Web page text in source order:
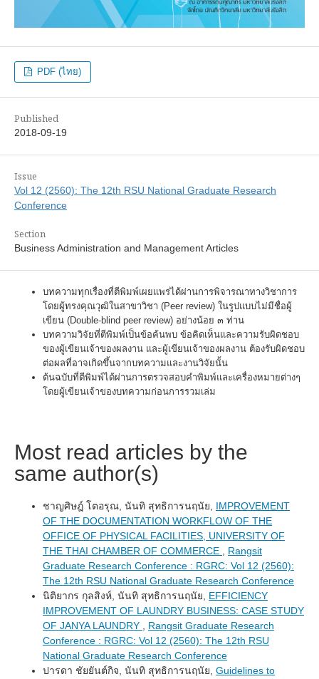
PDF (ไทย)
Published
2018-09-19
Issue
Vol 12 (2560): The 12th RSU National Graduate Research
Conference
Section
Business Administration and Management Articles
บทความทุกเรื่องที่ตีพิมพ์เผยแพร่ได้ผ่านการพิจารณาทางวิชาการ
โดยผู้ทรงคุณวุฒิในสาขาวิชา (Peer review) ในรูปแบบไม่มีชื่อผู้
เขียน (Double-blind peer review) อย่างน้อย ๓ ท่าน
บทความวิจัยที่ตีพิมพ์เป็นข้อค้นพบ ข้อคิดเห็นและความรับผิดชอบ
ของผู้เขียนเจ้าของผลงาน และผู้เขียนเจ้าของผลงาน ต้องรับผิดชอบ
ต่อผลที่อาจเกิดขึ้นจากบทความและงานวิจัยนั้น
ต้นฉบับที่ตีพิมพ์ได้ผ่านการตรวจสอบคำพิมพ์และเครื่องหมายต่างๆ
โดยผู้เขียนเจ้าของบทความก่อนการรวมเล่ม
Most read articles by the
same author(s)
ชาญศิษฎ์ โตอรุณ, นันทิ สุทธิการนฤนัย, IMPROVEMENT
OF THE DOCUMENTATION WORKFLOW OF THE
OFFICE OF PHYSICAL FACILITIES, UNIVERSITY OF
THE THAI CHAMBER OF COMMERCE
Rangsit
Graduate Research Conference : RGRC: Vol 12 (2560):
The 12th RSU National Graduate Research Conference
นิติยากร กุลสิงห์, นันทิ สุทธิการนฤนัย, EFFICIENCY
IMPROVEMENT OF LAUNDRY BUSINESS: CASE STUDY
OF JANYA LAUNDRY
Rangsit Graduate Research
Conference : RGRC: Vol 12 (2560): The 12th RSU
National Graduate Research Conference
ปารดา ชัยยันต์กิจ, นันทิ สุทธิการนฤนัย, Guidelines to